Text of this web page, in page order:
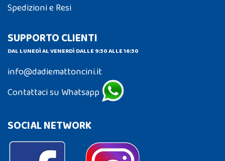
Spedizioni e Resi
SUPPORTO CLIENTI
DAL LUNEDÌ AL VENERDÌ DALLE 9:30 ALLE 16:30
info@dadiemattoncini.it
Contattaci su Whatsapp
SOCIAL NETWORK